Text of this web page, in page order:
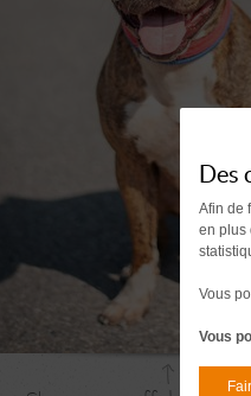
Des
Afin de
en plus
Vous
Vous